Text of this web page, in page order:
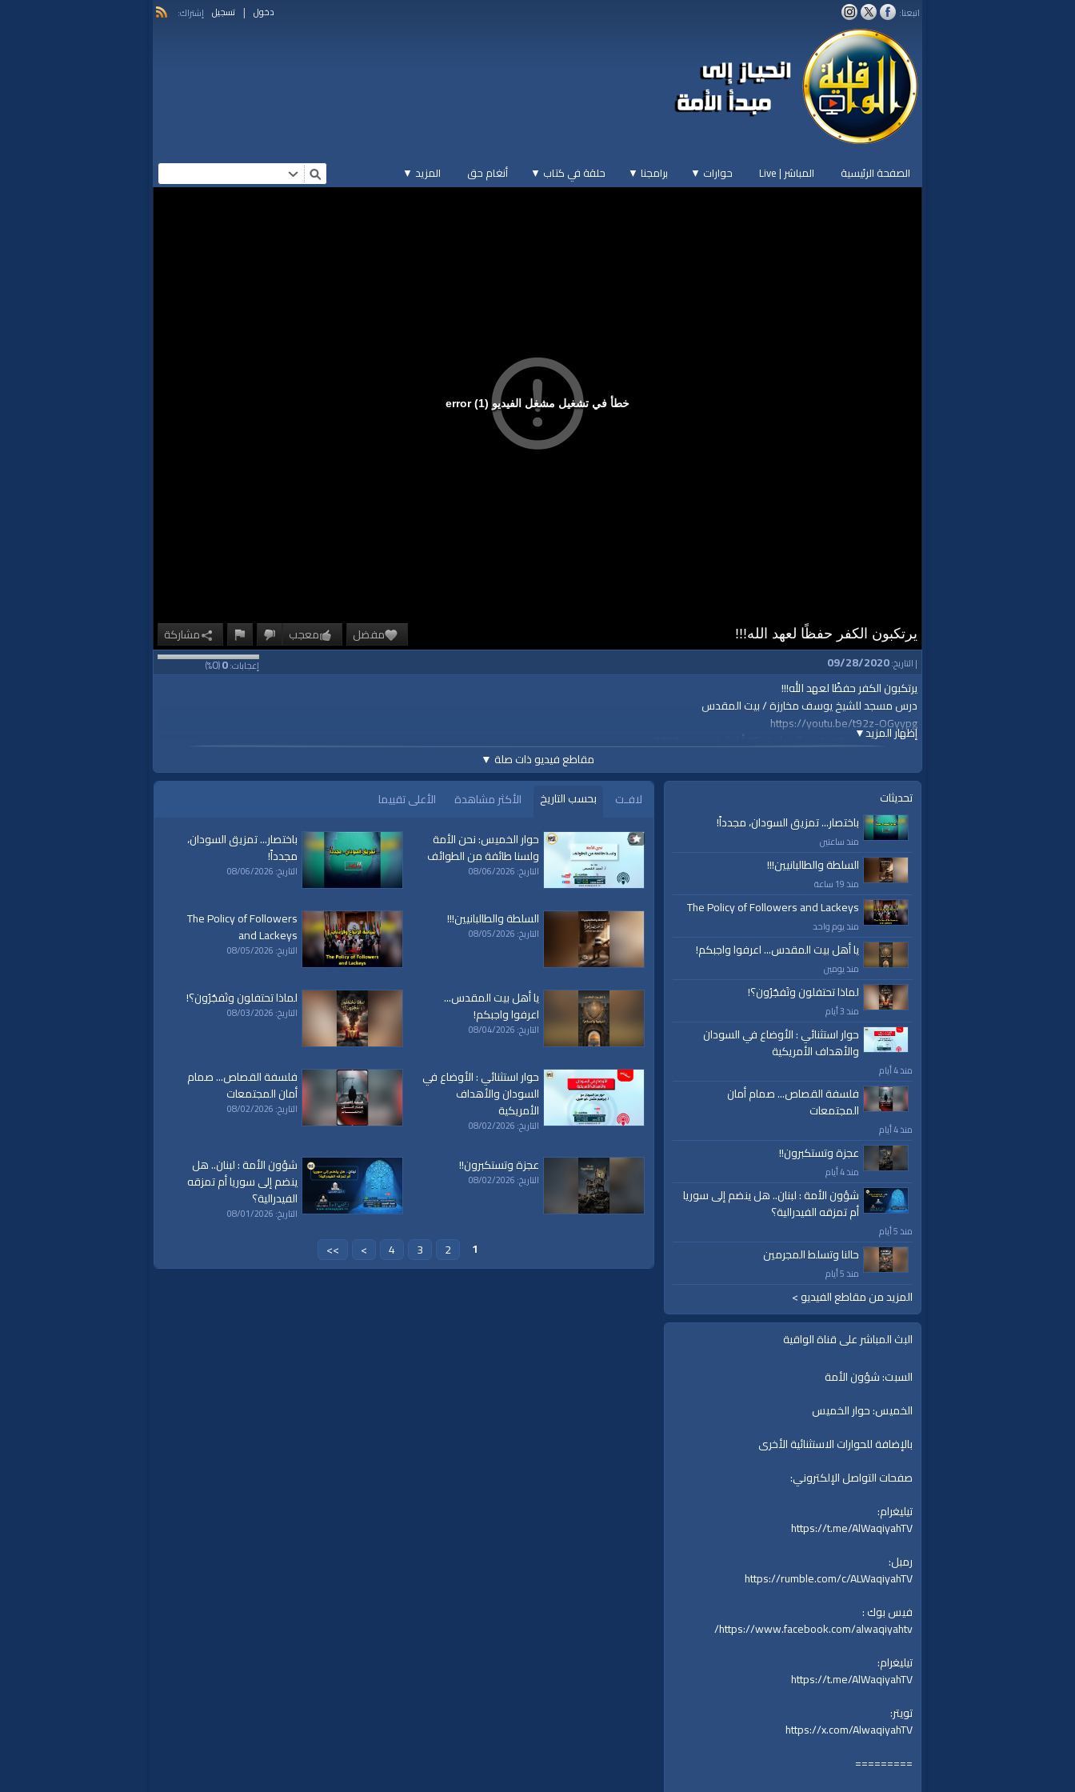
اتبعنا: دخول | تسجيل إشتراك:
الصفحة الرئيسية المباشر | Live حوارات ▼ برامجنا ▼ حلقة في كتاب ▼ أنغام حق المزيد ▼
خطأ في تشغيل مشغل الفيديو (1) error
مفضل معجب مشاركة
يرتكبون الكفر حفظًا لعهد الله!!!
إعجابات:0
(
0
%) | التاريخ:09/28/2020
إظهار المزيد▼
يرتكبون الكفر حفظًا لعهد الله!!!
درس مسجد للشيخ يوسف مخارزة / بيت المقدس
https://youtu.be/t92z-OGyypg
الجمعة 08 صفر 1442 هـ الموافق 25 أيلول / سبتمبر 2020م
قناة الواقية: انحياز إلى مبدأ الأمة
@قناة الواقية
#قناة_الواقية
www.alwaqiyah.tv | facebook.com/alwaqiyahtube | alwaqiyahtv@twitter
الفئات:
خطب ودروس
خطب ودروس»دروس منوعة
قنوات:
برامج الواقية
العلامات:قناة|الواقية،|انحياز|إلى|مبدأ الأقصى،|بيت|المقدس، حزب| التحرير،|الخلافة |
al waqiah
|
al waqiaa
|
al waqia
|سياسة|حكم
إسلام|أناشيد|دروس |التغيير النهضة|إقتصاد|طريق النجاح |
economy
|
politics
islam
مقاطع فيديو ذات صلة ▼
تحديثات
باختصار... تمزيق السودان، مجدداً!
منذ ساعتين
السلطة والطالبانيين!!!
منذ 19 ساعة
The Policy of Followers and Lackeys
منذ يوم واحد
يا أهل بيت المقدس... اعرفوا واجبكم!
منذ يومين
لماذا تحتفلون وتَفجُرُون؟!
منذ 3 أيام
حوار استثنائي : الأوضاع في السودان
والأهداف الأمريكية
منذ 4 أيام
فلسفة القصاص... صمام أمان
المجتمعات
منذ 4 أيام
عجزة وتستكبرون!!
منذ 4 أيام
شؤون الأمة : لبنان.. هل ينضم إلى سوريا
أم تمزقه الفيدرالية؟
منذ 5 أيام
حالنا وتسلط المجرمين
منذ 5 أيام
المزيد من مقاطع الفيديو >
البث المباشر على قناة الواقية
السبت: شؤون الأمة
الخميس: حوار الخميس
بالإضافة للحوارات الاستثنائية الأخرى
صفحات التواصل الإلكتروني:
تيليغرام:
https://t.me/AlWaqiyahTV
رمبل:
https://rumble.com/c/ALWaqiyahTV
فيس بوك :
https://www.facebook.com/alwaqiyahtv/
تيليغرام:
https://t.me/AlWaqiyahTV
تويتر:
https://x.com/AlwaqiyahTV
=========
لافـت بحسب التاريخ الأكثر مشاهدة
الأعلى تقييما
حوار الخميس: نحن الأمة
ولسنا طائفة من الطوائف
التاريخ: 08/06/2026
باختصار... تمزيق السودان،
مجدداً!
التاريخ: 08/06/2026
السلطة والطالبانيين!!!
التاريخ: 08/05/2026
The Policy of Followers
and Lackeys
التاريخ: 08/05/2026
يا أهل بيت المقدس...
اعرفوا واجبكم!
التاريخ: 08/04/2026
لماذا تحتفلون وتَفجُرُون؟!
التاريخ: 08/03/2026
حوار استثنائي : الأوضاع في
السودان والأهداف
الأمريكية
التاريخ: 08/02/2026
فلسفة القصاص... صمام
أمان المجتمعات
التاريخ: 08/02/2026
عجزة وتستكبرون!!
التاريخ: 08/02/2026
شؤون الأمة : لبنان.. هل
ينضم إلى سوريا أم تمزقه
الفيدرالية؟
التاريخ: 08/01/2026
1
2
3
4
>
>>